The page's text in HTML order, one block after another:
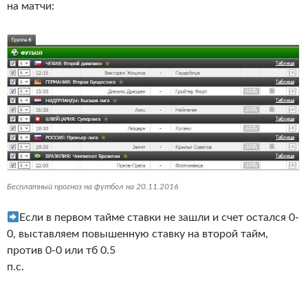
на матчи:
Бесплатный прогноз на футбол на 20.11.2016
Если в первом тайме ставки не зашли и счет остался 0-
0, выставляем повышенную ставку на второй тайм,
против 0-0 или тб 0.5
п.с.